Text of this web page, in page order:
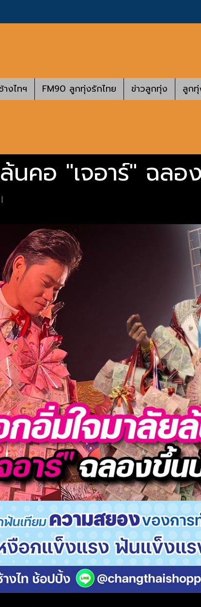
งไทฯ FM90 ลูกทุ่งรักไทย ข่าวลูกทุ่ง ลูก
นคอ "เจอาร์" ฉลอ
|